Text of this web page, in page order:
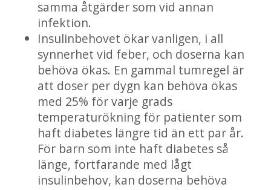
samma åtgärder som vid annan
infektion.
Insulinbehovet ökar vanligen, i all
synnerhet vid feber, och doserna kan
behöva ökas. En gammal tumregel är
att doser per dygn kan behöva ökas
med 25% för varje grads
temperaturökning för patienter som
haft diabetes längre tid än ett par år.
För barn som inte haft diabetes så
länge, fortfarande med lågt
insulinbehov, kan doserna behöva